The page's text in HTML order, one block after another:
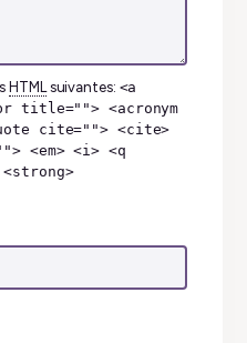
HTML suivantes: <a
title=""> <acronym
cite=""> <cite>
<em> <i> <q